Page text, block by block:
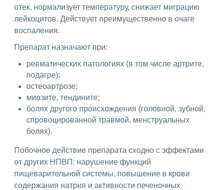
отек, нормализует температуру, снижает миграцию
лейкоцитов. Действует преимущественно в очаге
воспаления.
Препарат назначают при:
ревматических патологиях (в том числе артрите,
подагре);
остеоартрозе;
миозите, тендините;
болях другого происхождения (головной, зубной,
спровоцированной травмой, менструальных
болях).
Побочное действие препарата сходно с эффектами
от других НПВП: нарушение функций
пищеварительной системы, повышение в крови
содержания натрия и активности печеночных